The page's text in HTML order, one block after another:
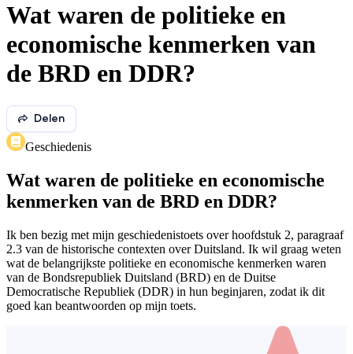
Wat waren de politieke en
economische kenmerken van
de BRD en DDR?
Delen
Geschiedenis
Wat waren de politieke en economische
kenmerken van de BRD en DDR?
Ik ben bezig met mijn geschiedenistoets over hoofdstuk 2, paragraaf
2.3 van de historische contexten over Duitsland. Ik wil graag weten
wat de belangrijkste politieke en economische kenmerken waren
van de Bondsrepubliek Duitsland (BRD) en de Duitse
Democratische Republiek (DDR) in hun beginjaren, zodat ik dit
goed kan beantwoorden op mijn toets.